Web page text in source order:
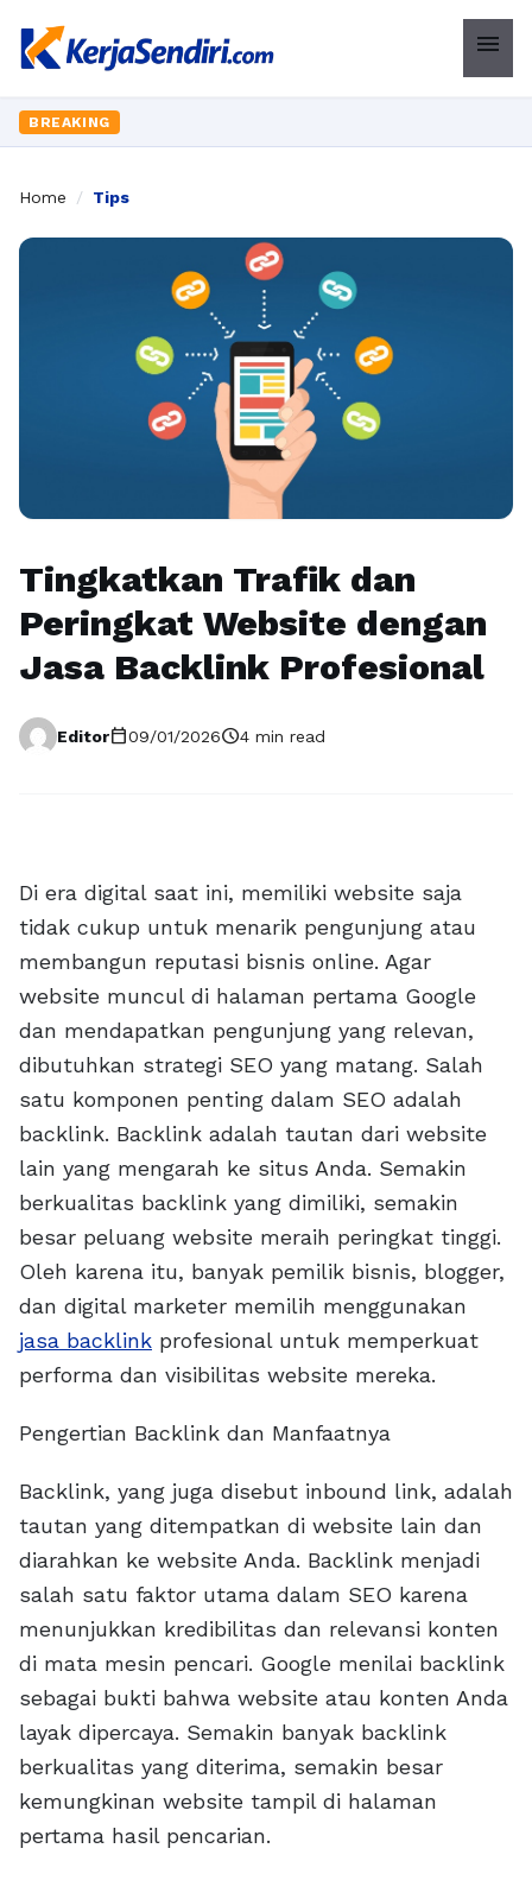
menu
BREAKING
Home / Tips
Tingkatkan Trafik dan
Peringkat Website dengan
Jasa Backlink Profesional
Editorcalendar_today09/01/2026schedule4 min read
Di era digital saat ini, memiliki website saja
tidak cukup untuk menarik pengunjung atau
membangun reputasi bisnis online. Agar
website muncul di halaman pertama Google
dan mendapatkan pengunjung yang relevan,
dibutuhkan strategi SEO yang matang. Salah
satu komponen penting dalam SEO adalah
backlink. Backlink adalah tautan dari website
lain yang mengarah ke situs Anda. Semakin
berkualitas backlink yang dimiliki, semakin
besar peluang website meraih peringkat tinggi.
Oleh karena itu, banyak pemilik bisnis, blogger,
dan digital marketer memilih menggunakan
jasa backlink profesional untuk memperkuat
performa dan visibilitas website mereka.
Pengertian Backlink dan Manfaatnya
Backlink, yang juga disebut inbound link, adalah
tautan yang ditempatkan di website lain dan
diarahkan ke website Anda. Backlink menjadi
salah satu faktor utama dalam SEO karena
menunjukkan kredibilitas dan relevansi konten
di mata mesin pencari. Google menilai backlink
sebagai bukti bahwa website atau konten Anda
layak dipercaya. Semakin banyak backlink
berkualitas yang diterima, semakin besar
kemungkinan website tampil di halaman
pertama hasil pencarian.